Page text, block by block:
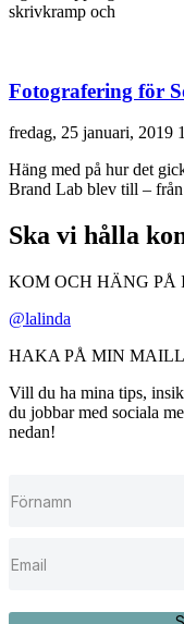
skrivkramp och
Fotografering för
fredag, 25 januari, 2019
Häng med på hur det
Brand Lab blev till –
Ska vi hålla
KOM OCH HÄNG PÅ
@lalinda
HAKA PÅ MIN
Vill du ha mina tips,
du jobbar med sociala
nedan!